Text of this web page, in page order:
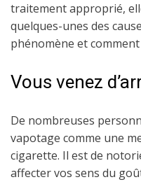
traitement approprié,
quelques-unes des
phénomène et comment
Vous venez
De nombreuses
vapotage comme une
cigarette. Il est de
affecter vos sens du